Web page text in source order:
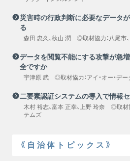
災害時の行政判断に必要なデータ
る
森田 忠久、秋山 潤 ◎取材協力：八尾市
データを閲覧不能にする攻撃が急
全ですか
宇津原 武 ◎取材協力：アイ・オー・デー
二要素認証システムの導入で情報
木村 裕志、富本 正幸、上野 玲奈 ◎取材
テムズ
《自治体トピックス》